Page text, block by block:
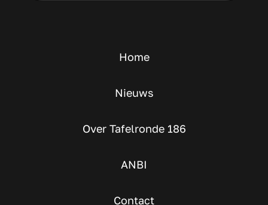
Home
Nieuws
Over Tafelronde 186
ANBI
Contact